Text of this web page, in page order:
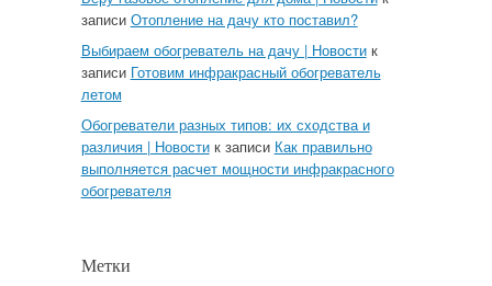
записи Отопление на дачу кто поставил?
Выбираем обогреватель на дачу | Новостик
записи Готовим инфракрасный обогреватель
летом
Обогреватели разных типов: их сходства и
различия | Новостик записи Как правильно
выполняется расчет мощности инфракрасного
обогревателя
Метки